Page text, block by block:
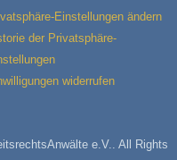
Einstellungen ändern
der Privatsphäre-
widerrufen
e.V.. All Rights